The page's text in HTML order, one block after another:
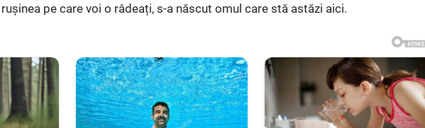
pe care voi o râdeați, s-a născut omul care stă astăzi aici.